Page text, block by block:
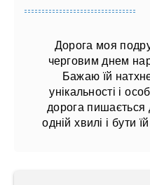
Дорога моя
черговим днем
Бажаю їй
унікальності і
дорога пишається
одній хвилі і бути